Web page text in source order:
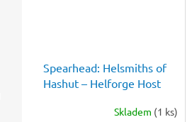
Spearhead: Helsmiths of
Hashut – Helforge Host
Skladem (1 ks)